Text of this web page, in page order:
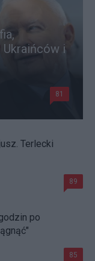
Ukraińców i
81
Terlecki
89
po
85